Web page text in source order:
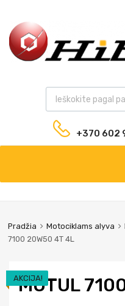
+370 602
Pradžia Motociklams alyva
7100 20W50 4T 4L
MOTUL
AKCIJA!